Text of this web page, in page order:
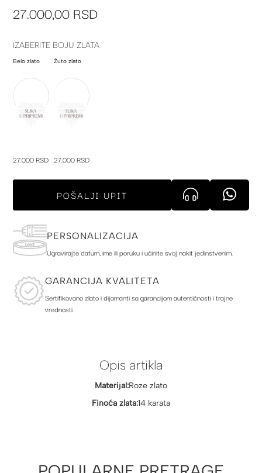
of
gallery
27.000,00 RSD
IZABERITE BOJU ZLATA
Belo zlato
27.000 RSD
Žuto zlato
27.000 RSD
POŠALJI UPIT
PERSONALIZACIJA
Ugravirajte datum, ime ili poruku i učinite svoj nakit jedinstvenim.
GARANCIJA KVALITETA
Sertifikovano zlato i dijamanti sa garancijom autentičnosti i trajne
vrednosti.
Opis artikla
Materijal:Roze zlato
Finoća zlata:14 karata